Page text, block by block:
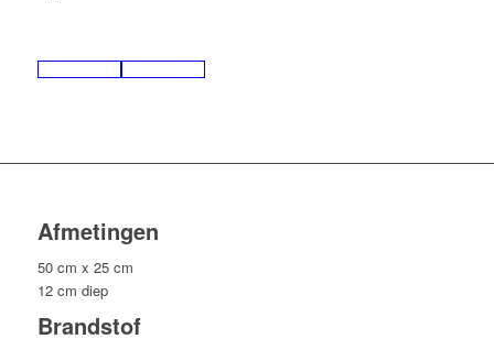
Afmetingen
50 cm x 25 cm
12 cm diep
Brandstof